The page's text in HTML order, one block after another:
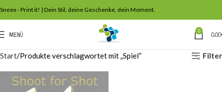
Sneex - Print it! | Dein Stil, deine Geschenke, dein Moment.
MENÜ 0 0,00
Start Produkte verschlagwortet mit „Spiel“ Filter